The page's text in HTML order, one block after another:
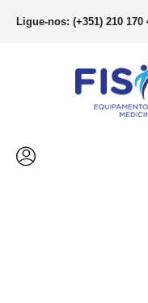
Ligue-nos: (+351) 210 170